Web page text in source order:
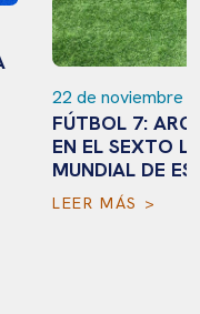
22 de noviembre
FÚTBOL 7:
EN EL SEXTO
MUNDIAL DE
LEER MÁS >